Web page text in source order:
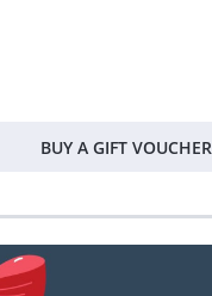
BUY A GIFT VOUCHER